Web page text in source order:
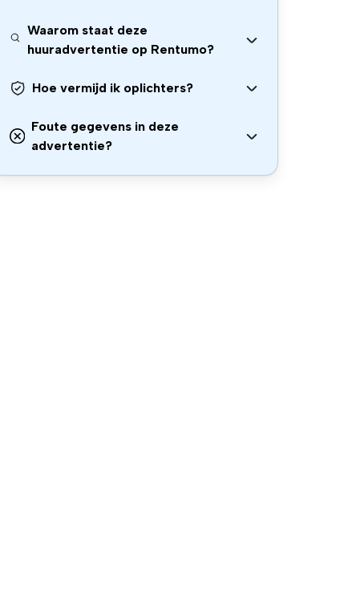
Waarom staat deze
huuradvertentie op Rentumo?
Hoe vermijd ik oplichters?
Foute gegevens in deze
advertentie?